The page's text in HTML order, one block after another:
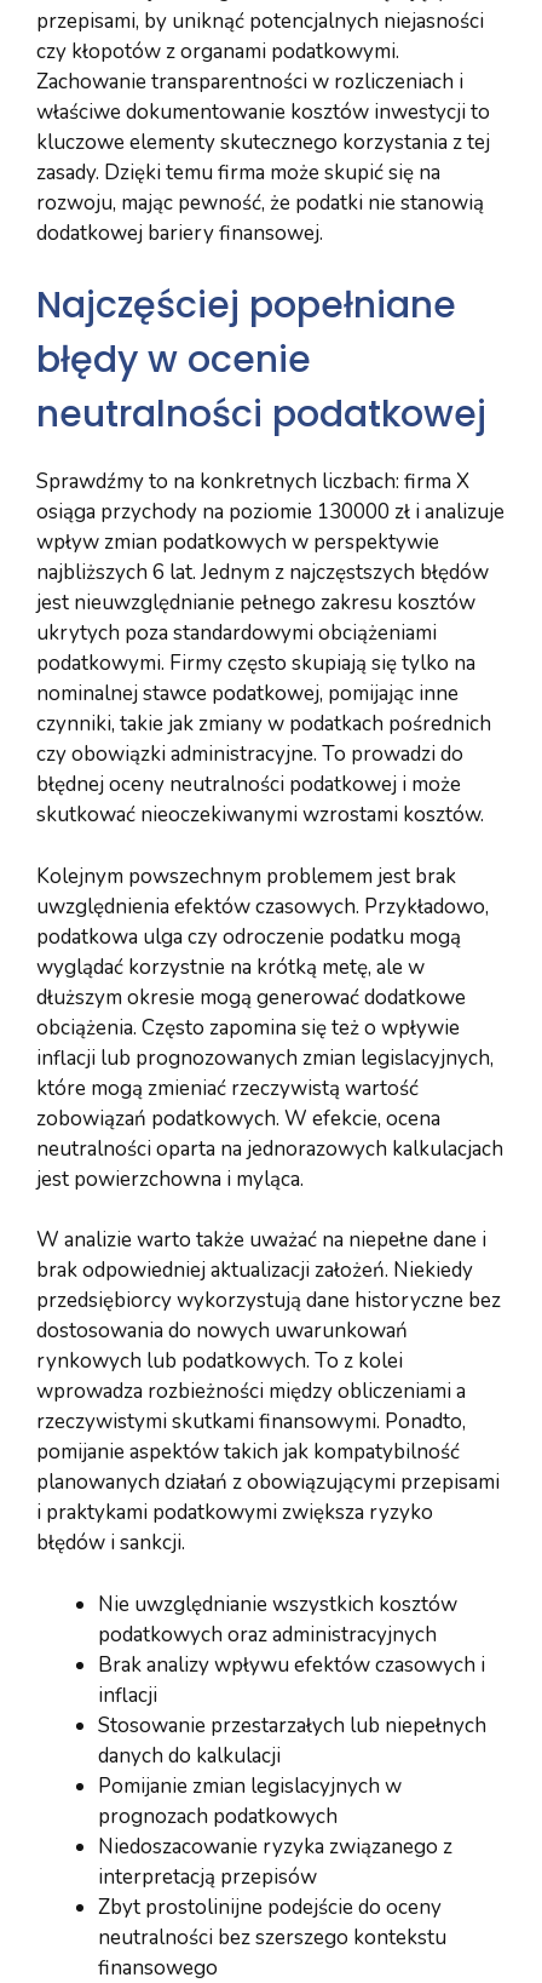
przepisami, by uniknąć potencjalnych niejasności
czy kłopotów z organami podatkowymi.
Zachowanie transparentności w rozliczeniach i
właściwe dokumentowanie kosztów inwestycji to
kluczowe elementy skutecznego korzystania z tej
zasady. Dzięki temu firma może skupić się na
rozwoju, mając pewność, że podatki nie stanowią
dodatkowej bariery finansowej.
Najczęściej popełniane
błędy w ocenie
neutralności podatkowej
Sprawdźmy to na konkretnych liczbach: firma X
osiąga przychody na poziomie 130000 zł i analizuje
wpływ zmian podatkowych w perspektywie
najbliższych 6 lat. Jednym z najczęstszych błędów
jest nieuwzględnianie pełnego zakresu kosztów
ukrytych poza standardowymi obciążeniami
podatkowymi. Firmy często skupiają się tylko na
nominalnej stawce podatkowej, pomijając inne
czynniki, takie jak zmiany w podatkach pośrednich
czy obowiązki administracyjne. To prowadzi do
błędnej oceny neutralności podatkowej i może
skutkować nieoczekiwanymi wzrostami kosztów.
Kolejnym powszechnym problemem jest brak
uwzględnienia efektów czasowych. Przykładowo,
podatkowa ulga czy odroczenie podatku mogą
wyglądać korzystnie na krótką metę, ale w
dłuższym okresie mogą generować dodatkowe
obciążenia. Często zapomina się też o wpływie
inflacji lub prognozowanych zmian legislacyjnych,
które mogą zmieniać rzeczywistą wartość
zobowiązań podatkowych. W efekcie, ocena
neutralności oparta na jednorazowych kalkulacjach
jest powierzchowna i myląca.
W analizie warto także uważać na niepełne dane i
brak odpowiedniej aktualizacji założeń. Niekiedy
przedsiębiorcy wykorzystują dane historyczne bez
dostosowania do nowych uwarunkowań
rynkowych lub podatkowych. To z kolei
wprowadza rozbieżności między obliczeniami a
rzeczywistymi skutkami finansowymi. Ponadto,
pomijanie aspektów takich jak kompatybilność
planowanych działań z obowiązującymi przepisami
i praktykami podatkowymi zwiększa ryzyko
błędów i sankcji.
Nie uwzględnianie wszystkich kosztów
podatkowych oraz administracyjnych
Brak analizy wpływu efektów czasowych i
inflacji
Stosowanie przestarzałych lub niepełnych
danych do kalkulacji
Pomijanie zmian legislacyjnych w
prognozach podatkowych
Niedoszacowanie ryzyka związanego z
interpretacją przepisów
Zbyt prostolinijne podejście do oceny
neutralności bez szerszego kontekstu
finansowego